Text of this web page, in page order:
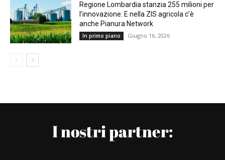
Regione Lombardia stanzia 255 milioni per
l’innovazione. E nella ZIS agricola c’è
anche Pianura Network
In primo piano Giugno 16, 2026
I nostri partner: